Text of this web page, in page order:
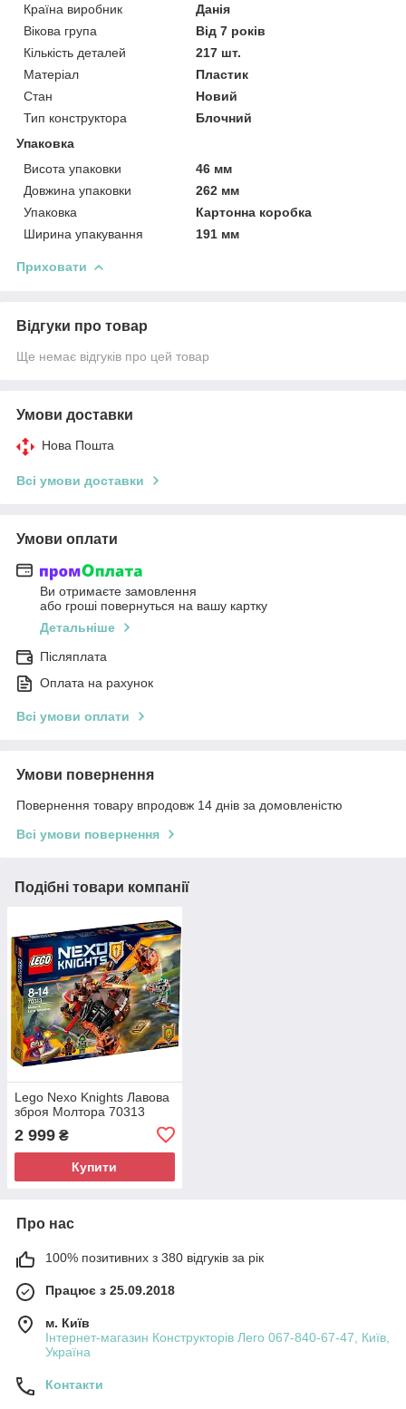
Країна виробник
Данія
Вікова група
Від 7 років
Кількість деталей
217 шт.
Матеріал
Пластик
Стан
Новий
Тип конструктора
Блочний
Упаковка
Висота упаковки
46 мм
Довжина упаковки
262 мм
Упаковка
Картонна коробка
Ширина упакування
191 мм
Приховати
Відгуки про товар
Ще немає відгуків про цей товар
Умови доставки
Нова Пошта
Всі умови доставки
Умови оплати
Ви отримаєте замовлення
або гроші повернуться на вашу картку
Детальніше
Післяплата
Оплата на рахунок
Всі умови оплати
Умови повернення
Повернення товару впродовж 14 днів за домовленістю
Всі умови повернення
Подібні товари компанії
Lego Nexo Knights Лавова
зброя Молтора 70313
2 999 ₴
Купити
Про нас
100% позитивних з 380 відгуків за рік
Працює з 25.09.2018
м. Київ
Інтернет-магазин Конструкторів Лего 067-840-67-47, Київ,
Україна
Контакти